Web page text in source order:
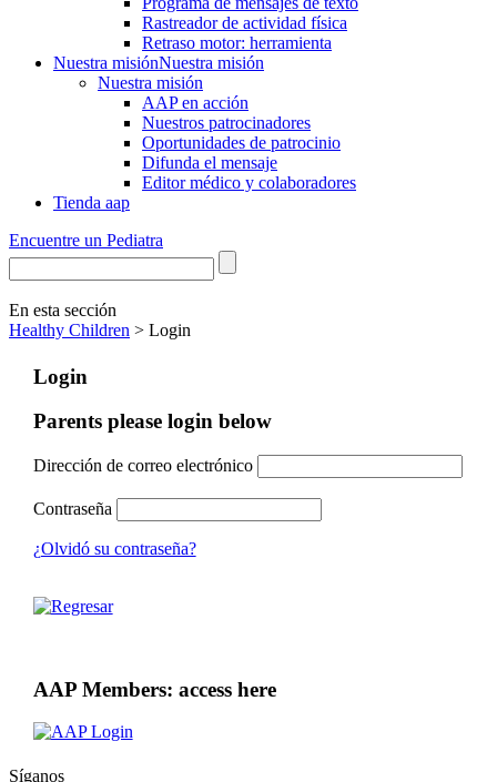
Rastre​​ador de activida​d física
Retraso motor: herramienta
Nuestra misiónNuestra misión
Nuestra misión
AAP en acción
Nuestros patrocinadores
Oportunidades de patrocinio
Difunda el mensaje
Editor médico y colaboradores
Tienda aap
Encuentre un Pediatra
En esta sección
Healthy Children > Login
Login
Parents please login below
Dirección de correo electrónico
Contraseña
¿Olvidó su contraseña?
AAP Members: access here
Síganos